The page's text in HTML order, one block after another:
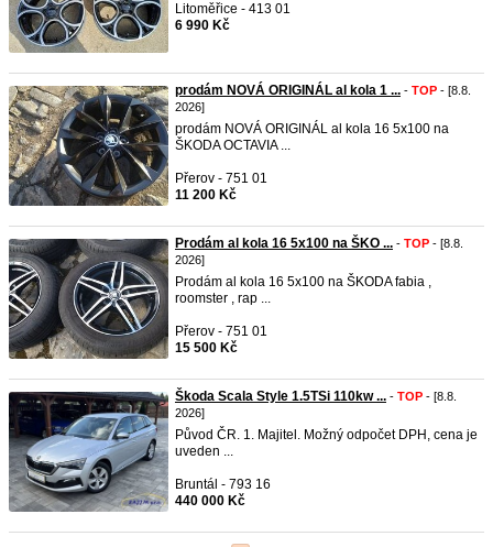
Litoměřice - 413 01
6 990 Kč
prodám NOVÁ ORIGINÁL al kola 1 ... - TOP - [8.8.
2026]
prodám NOVÁ ORIGINÁL al kola 16 5x100 na
ŠKODA OCTAVIA ...
Přerov - 751 01
11 200 Kč
Prodám al kola 16 5x100 na ŠKO ... - TOP - [8.8.
2026]
Prodám al kola 16 5x100 na ŠKODA fabia ,
roomster , rap ...
Přerov - 751 01
15 500 Kč
Škoda Scala Style 1.5TSi 110kw ... - TOP - [8.8.
2026]
Původ ČR. 1. Majitel. Možný odpočet DPH, cena je
uveden ...
Bruntál - 793 16
440 000 Kč